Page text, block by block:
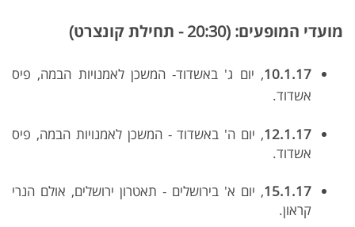
מועדי המופעים: (20:30 - תחילת קונצרט)
10.1.17, יום ג' באשדוד- המשכן לאמנויות הבמה, פיס
אשדוד.
12.1.17, יום ה' באשדוד - המשכן לאמנויות הבמה, פיס
אשדוד.
15.1.17
, יום א' בירושלים - תאטרון ירושלים, אולם הנרי
קראון.